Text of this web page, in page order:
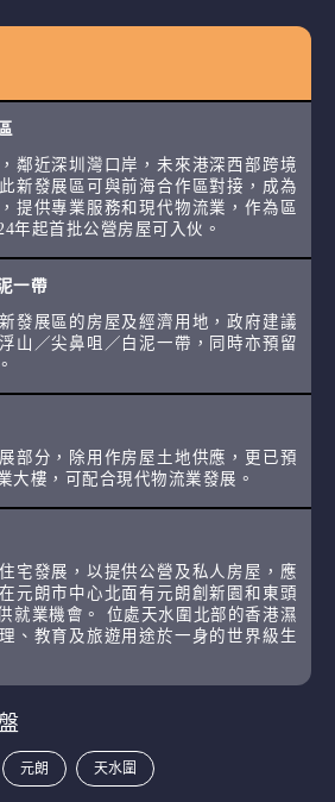
鄰近深圳灣口岸，未來港深西部跨境
新發展區可與前海合作區對接，成為
提供專業服務和現代物流業，作為區
年起首批公營房屋可入伙。
一帶
發展區的房屋及經濟用地，政府建議
山／尖鼻咀／白泥一帶，同時亦預留
部分，除用作房屋土地供應，更已預
大樓，可配合現代物流業發展。
宅發展，以提供公營及私人房屋，應
元朗市中心北面有元朗創新園和東頭
就業機會。 位處天水圍北部的香港濕
、教育及旅遊用途於一身的世界級生
元朗 天水圍